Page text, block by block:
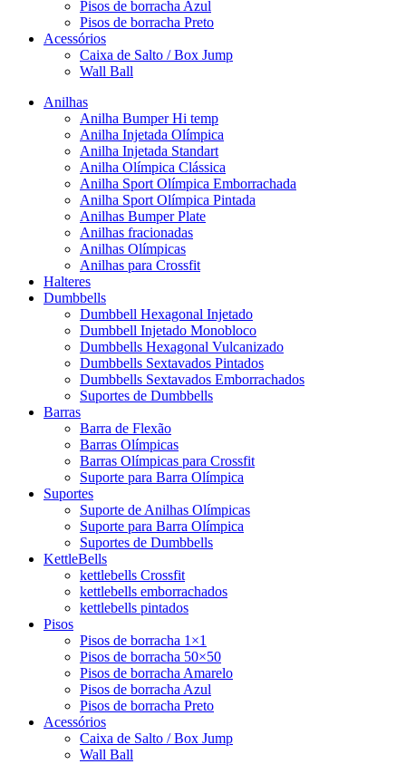
Pisos de borracha Azul
Pisos de borracha Preto
Acessórios
Caixa de Salto / Box Jump
Wall Ball
Anilhas
Anilha Bumper Hi temp
Anilha Injetada Olímpica
Anilha Injetada Standart
Anilha Olímpica Clássica
Anilha Sport Olímpica Emborrachada
Anilha Sport Olímpica Pintada
Anilhas Bumper Plate
Anilhas fracionadas
Anilhas Olímpicas
Anilhas para Crossfit
Halteres
Dumbbells
Dumbbell Hexagonal Injetado
Dumbbell Injetado Monobloco
Dumbbells Hexagonal Vulcanizado
Dumbbells Sextavados Pintados
Dumbbells Sextavados Emborrachados
Suportes de Dumbbells
Barras
Barra de Flexão
Barras Olímpicas
Barras Olímpicas para Crossfit
Suporte para Barra Olímpica
Suportes
Suporte de Anilhas Olímpicas
Suporte para Barra Olímpica
Suportes de Dumbbells
KettleBells
kettlebells Crossfit
kettlebells emborrachados
kettlebells pintados
Pisos
Pisos de borracha 1×1
Pisos de borracha 50×50
Pisos de borracha Amarelo
Pisos de borracha Azul
Pisos de borracha Preto
Acessórios
Caixa de Salto / Box Jump
Wall Ball